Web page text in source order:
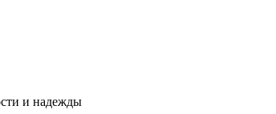
и надежды